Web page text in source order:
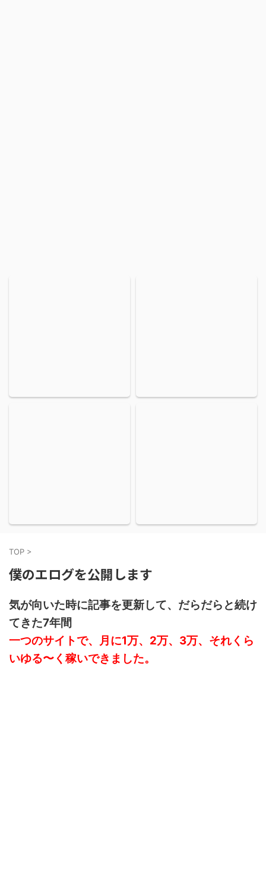
TOP >
僕のエログを公開します
気が向いた時に記事を更新して、だらだらと続け
てきた7年間
一つのサイトで、月に1万、2万、3万、それくら
いゆる〜く稼いできました。